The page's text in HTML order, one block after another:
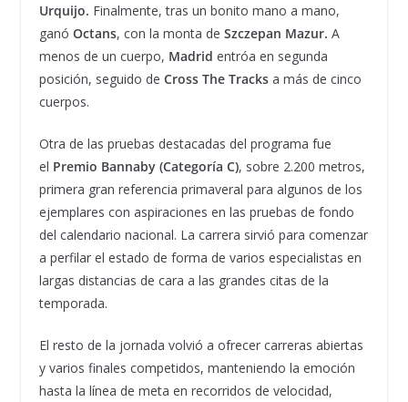
Urquijo. Finalmente, tras un bonito mano a mano,
ganó Octans, con la monta de Szczepan Mazur. A
menos de un cuerpo, Madrid entróa en segunda
posición, seguido de Cross The Tracksa más de cinco
cuerpos.
Otra de las pruebas destacadas del programa fue
el Premio Bannaby (Categoría C), sobre 2.200 metros,
primera gran referencia primaveral para algunos de los
ejemplares con aspiraciones en las pruebas de fondo
del calendario nacional. La carrera sirvió para comenzar
a perfilar el estado de forma de varios especialistas en
largas distancias de cara a las grandes citas de la
temporada.
El resto de la jornada volvió a ofrecer carreras abiertas
y varios finales competidos, manteniendo la emoción
hasta la línea de meta en recorridos de velocidad,